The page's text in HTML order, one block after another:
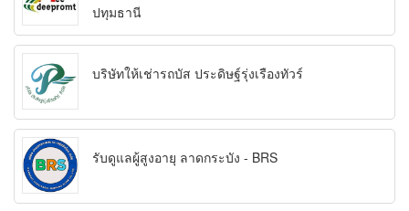
ปทุมธานี
บริษัทให้เช่ารถบัส ประดิษฐ์รุ่งเรืองทัวร์
รับดูแลผู้สูงอายุ ลาดกระบัง - BRS